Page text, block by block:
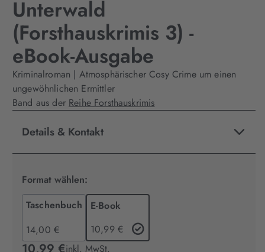
Unterwald
(Forsthauskrimis 3) -
eBook-Ausgabe
Kriminalroman | Atmosphärischer Cosy Crime um einen
ungewöhnlichen Ermittler
Band aus der Reihe Forsthauskrimis
Details & Kontakt
Format wählen:
Taschenbuch
14,00 €
E-Book
10,99 €
inkl. MwSt.